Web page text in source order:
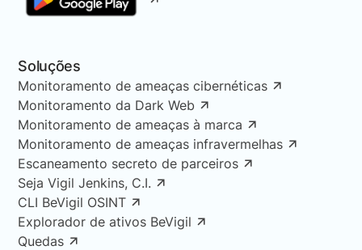
Soluções
Monitoramento de ameaças cibernéticas
Monitoramento da Dark Web
Monitoramento de ameaças à marca
Monitoramento de ameaças infravermelhas
Escaneamento secreto de parceiros
Seja Vigil Jenkins, C.I.
CLI BeVigil OSINT
Explorador de ativos BeVigil
Quedas